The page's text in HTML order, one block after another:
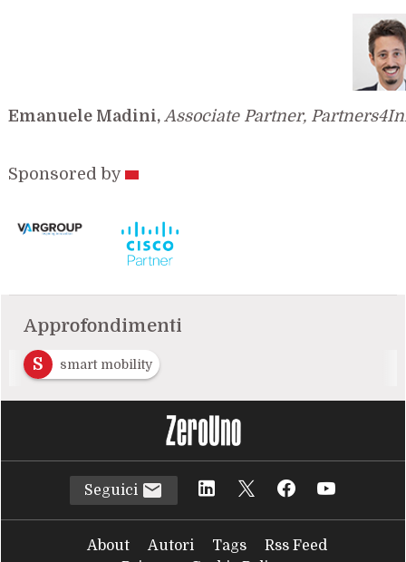
Emanuele Madini, Associate Partner,
Sponsored by
Approfondimenti
S
smart mobility
Seguici
About Autori Tags
Rss Feed